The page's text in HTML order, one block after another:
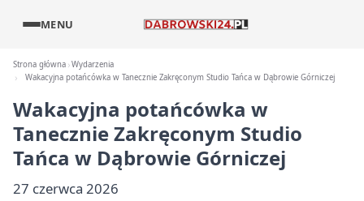
MENU
Strona główna Wydarzenia
Wakacyjna potańcówka w Tanecznie Zakręconym Studio Tańca w Dąbrowie Górniczej
Wakacyjna potańcówka w
Tanecznie Zakręconym Studio
Tańca w Dąbrowie Górniczej
27 czerwca 2026